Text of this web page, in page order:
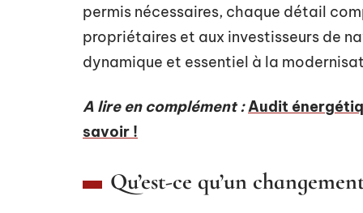
permis nécessaires, chaque détail
propriétaires et aux investisseurs de
dynamique et essentiel à la
A lire en complément :Audit
savoir !
Qu’est-ce qu’un